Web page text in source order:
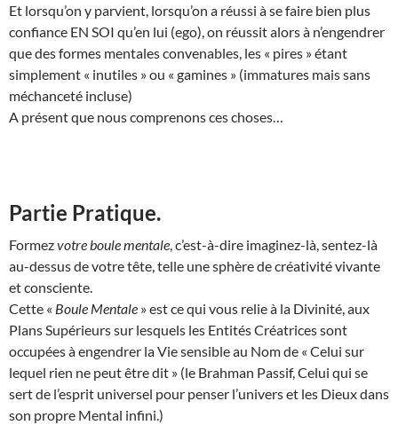
Et lorsqu’on y parvient, lorsqu’on a réussi à se faire bien plus
confiance EN SOI qu’en lui (ego), on réussit alors à n’engendrer
que des formes mentales convenables, les « pires » étant
simplement « inutiles » ou « gamines » (immatures mais sans
méchanceté incluse)
A présent que nous comprenons ces choses…
Partie Pratique.
Formezvotre boule mentale , c’est-à-dire imaginez-là, sentez-là
au-dessus de votre tête, telle une sphère de créativité vivante
et consciente.
Cette « Boule Mentale » est ce qui vous relie à la Divinité, aux
Plans Supérieurs sur lesquels les Entités Créatrices sont
occupées à engendrer la Vie sensible au Nom de « Celui sur
lequel rien ne peut être dit » (le Brahman Passif, Celui qui se
sert de l’esprit universel pour penser l’univers et les Dieux dans
son propre Mental infini.)